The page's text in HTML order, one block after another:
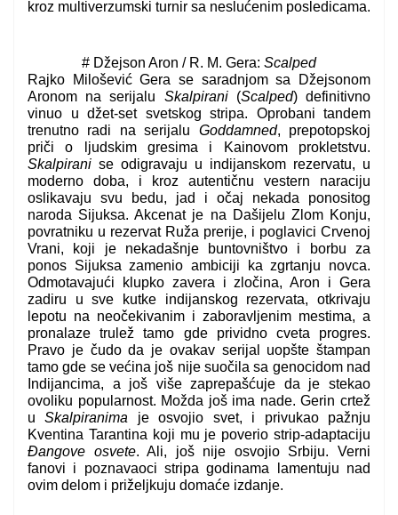
kroz multiverzumski turnir sa neslućenim posledicama.
# Džejson Aron / R. M. Gera: Scalped
Rajko Milošević Gera se saradnjom sa Džejsonom
Aronom na serijalu Skalpirani (Scalped) definitivno
vinuo u džet-set svetskog stripa. Oprobani tandem
trenutno radi na serijalu Goddamned, prepotopskoj
priči o ljudskim gresima i Kainovom prokletstvu.
Skalpirani se odigravaju u indijanskom rezervatu, u
moderno doba, i kroz autentičnu vestern naraciju
oslikavaju svu bedu, jad i očaj nekada ponositog
naroda Sijuksa. Akcenat je na Dašijelu Zlom Konju,
povratniku u rezervat Ruža prerije, i poglavici Crvenoj
Vrani, koji je nekadašnje buntovništvo i borbu za
ponos Sijuksa zamenio ambiciji ka zgrtanju novca.
Odmotavajući klupko zavera i zločina, Aron i Gera
zadiru u sve kutke indijanskog rezervata, otkrivaju
lepotu na neočekivanim i zaboravljenim mestima, a
pronalaze trulež tamo gde prividno cveta progres.
Pravo je čudo da je ovakav serijal uopšte štampan
tamo gde se većina još nije suočila sa genocidom nad
Indijancima, a još više zaprepašćuje da je stekao
ovoliku popularnost. Možda još ima nade. Gerin crtež
uSkalpiranima je osvojio svet, i privukao pažnju
Kventina Tarantina koji mu je poverio strip-adaptaciju
Đangove osvete. Ali, još nije osvojio Srbiju. Verni
fanovi i poznavaoci stripa godinama lamentuju nad
ovim delom i priželjkuju domaće izdanje.